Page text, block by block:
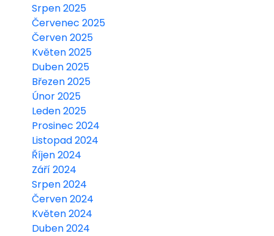
Srpen 2025
Červenec 2025
Červen 2025
Květen 2025
Duben 2025
Březen 2025
Únor 2025
Leden 2025
Prosinec 2024
Listopad 2024
Říjen 2024
Září 2024
Srpen 2024
Červen 2024
Květen 2024
Duben 2024